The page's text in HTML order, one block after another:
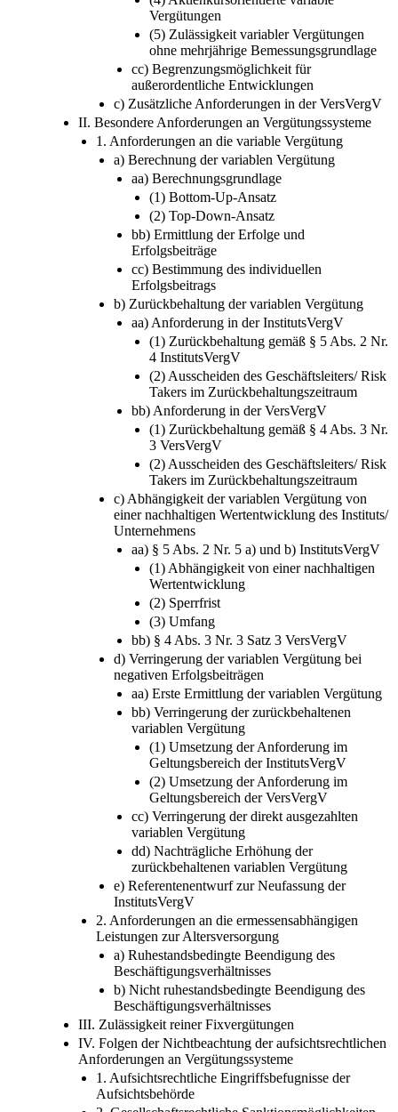
Vergütungen
(5) Zulässigkeit variabler Vergütungen
ohne mehrjährige Bemessungsgrundlage
cc) Begrenzungsmöglichkeit für
außerordentliche Entwicklungen
c) Zusätzliche Anforderungen in der VersVergV
II. Besondere Anforderungen an Vergütungssysteme
1. Anforderungen an die variable Vergütung
a) Berechnung der variablen Vergütung
aa) Berechnungsgrundlage
(1) Bottom-Up-Ansatz
(2) Top-Down-Ansatz
bb) Ermittlung der Erfolge und
Erfolgsbeiträge
cc) Bestimmung des individuellen
Erfolgsbeitrags
b) Zurückbehaltung der variablen Vergütung
aa) Anforderung in der InstitutsVergV
(1) Zurückbehaltung gemäß § 5 Abs. 2 Nr.
4 InstitutsVergV
(2) Ausscheiden des Geschäftsleiters/ Risk
Takers im Zurückbehaltungszeitraum
bb) Anforderung in der VersVergV
(1) Zurückbehaltung gemäß § 4 Abs. 3 Nr.
3 VersVergV
(2) Ausscheiden des Geschäftsleiters/ Risk
Takers im Zurückbehaltungszeitraum
c) Abhängigkeit der variablen Vergütung von
einer nachhaltigen Wertentwicklung des Instituts/
Unternehmens
aa) § 5 Abs. 2 Nr. 5 a) und b) InstitutsVergV
(1) Abhängigkeit von einer nachhaltigen
Wertentwicklung
(2) Sperrfrist
(3) Umfang
bb) § 4 Abs. 3 Nr. 3 Satz 3 VersVergV
d) Verringerung der variablen Vergütung bei
negativen Erfolgsbeiträgen
aa) Erste Ermittlung der variablen Vergütung
bb) Verringerung der zurückbehaltenen
variablen Vergütung
(1) Umsetzung der Anforderung im
Geltungsbereich der InstitutsVergV
(2) Umsetzung der Anforderung im
Geltungsbereich der VersVergV
cc) Verringerung der direkt ausgezahlten
variablen Vergütung
dd) Nachträgliche Erhöhung der
zurückbehaltenen variablen Vergütung
e) Referentenentwurf zur Neufassung der
InstitutsVergV
2. Anforderungen an die ermessensabhängigen
Leistungen zur Altersversorgung
a) Ruhestandsbedingte Beendigung des
Beschäftigungsverhältnisses
b) Nicht ruhestandsbedingte Beendigung des
Beschäftigungsverhältnisses
III. Zulässigkeit reiner Fixvergütungen
IV. Folgen der Nichtbeachtung der aufsichtsrechtlichen
Anforderungen an Vergütungssysteme
1. Aufsichtsrechtliche Eingriffsbefugnisse der
Aufsichtsbehörde